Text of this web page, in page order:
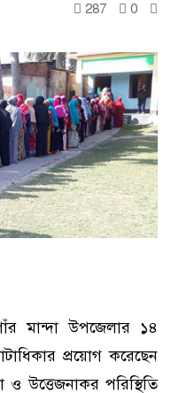
287 0
মান্দা উপজেলার ১৪
প্রয়োগ করেছেন
উত্তেজনাকর পরিস্থিতি